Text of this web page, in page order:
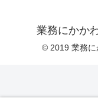
業務にかか
© 2019 業務に